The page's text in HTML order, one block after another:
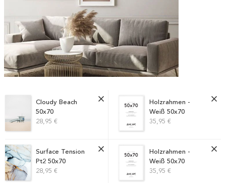
Holzrahmen -
Weiß 50x70
35,95 €
Cloudy Beach
50x70
28,95 €
Holzrahmen -
Weiß 50x70
35,95 €
Surface Tension
Pt2 50x70
28,95 €